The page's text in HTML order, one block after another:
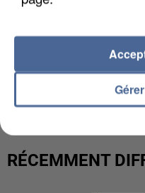
LES DONNÉES DE
INTERMARCHÉ
RÉCEMMENT